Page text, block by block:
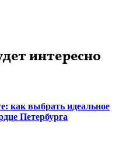
интересно
как выбрать идеальное
Петербурга